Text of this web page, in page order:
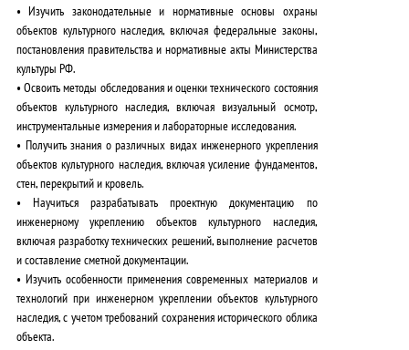
•Изучить законодательные и нормативные основы охраны
объектов культурного наследия, включая федеральные законы,
постановления правительства и нормативные акты Министерства
культуры РФ.
•Освоить методы обследования и оценки технического состояния
объектов культурного наследия, включая визуальный осмотр,
инструментальные измерения и лабораторные исследования.
• Получить знания о различных видах инженерного укрепления
объектов культурного наследия, включая усиление фундаментов,
стен, перекрытий и кровель.
•Научиться разрабатывать проектную документацию по
инженерному укреплению объектов культурного наследия,
включая разработку технических решений, выполнение расчетов
и составление сметной документации.
•Изучить особенности применения современных материалов и
технологий при инженерном укреплении объектов культурного
наследия, с учетом требований сохранения исторического облика
объекта.